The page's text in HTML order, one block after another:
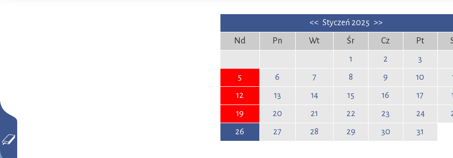
<< Styczeń 2025 >>
Nd
Pn Wt Śr Cz Pt
1
2 3
5
6 7 8 9 10
12
13 14 15 16 17
19
20 21 22 23 24
26
27 28 29 30 31